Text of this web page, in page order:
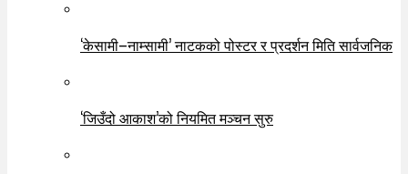
‘केसामी–नाम्सामी’ नाटकको पोस्टर र प्रदर्शन मिति सार्वजनिक
‘जिउँदो आकाश’को नियमित मञ्चन सुरु